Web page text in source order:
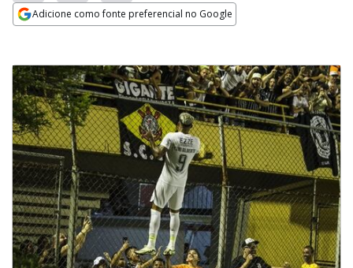
Adicione como fonte preferencial no Google